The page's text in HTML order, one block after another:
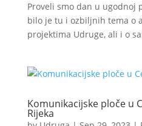
Proveli smo dan u ugodnoj
bilo je tu i ozbiljnih tema o
projektima Udruge, ali i o
Komunikacijske ploče u
Rijeka